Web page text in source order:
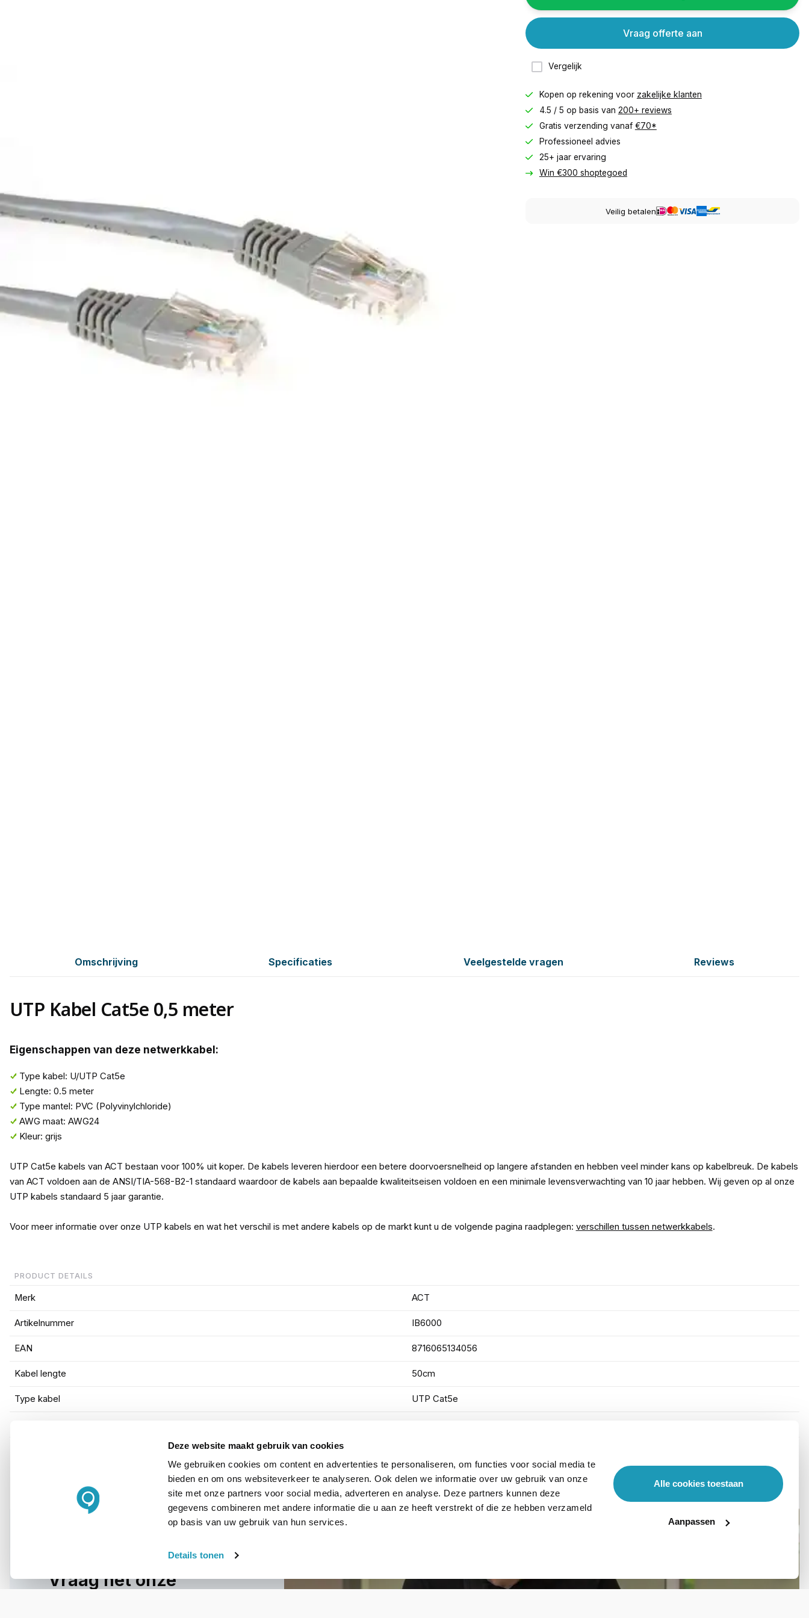
Deze website maakt gebruik van cookies
We gebruiken cookies om content en advertenties te personaliseren, om functies voor social media te
bieden en om ons websiteverkeer te analyseren. Ook delen we informatie over uw gebruik van onze
site met onze partners voor social media, adverteren en analyse. Deze partners kunnen deze
gegevens combineren met andere informatie die u aan ze heeft verstrekt of die ze hebben verzameld
op basis van uw gebruik van hun services.
Details tonen
Alle cookies toestaan
Aanpassen
Vergelijk
Vraag offerte aan
Kopen op rekening voor zakelijke klanten
4.5 / 5 op basis van 200+ reviews
Gratis verzending vanaf €70*
Professioneel advies
25+ jaar ervaring
Win €300 shoptegoed
Veilig betalen
Omschrijving Specificaties Veelgestelde vragen Reviews
UTP Kabel Cat5e 0,5 meter
Eigenschappen van deze netwerkkabel:
Type kabel: U/UTP Cat5e
Lengte: 0.5 meter
Type mantel: PVC (Polyvinylchloride)
AWG maat: AWG24
Kleur: grijs
UTP Cat5e kabels van ACT bestaan voor 100% uit koper. De kabels leveren hierdoor een betere doorvoersnelheid op langere afstanden en hebben veel minder kans op kabelbreuk. De kabels
van ACT voldoen aan de ANSI/TIA-568-B2-1 standaard waardoor de kabels aan bepaalde kwaliteitseisen voldoen en een minimale levensverwachting van 10 jaar hebben. Wij geven op al onze
UTP kabels standaard 5 jaar garantie.
Voor meer informatie over onze UTP kabels en wat het verschil is met andere kabels op de markt kunt u de volgende pagina raadplegen: verschillen tussen netwerkkabels.
PRODUCT DETAILS
Merk ACT
Artikelnummer IB6000
EAN 8716065134056
Kabel lengte 50cm
Type kabel UTP Cat5e
Toon meer
Vraag het onze